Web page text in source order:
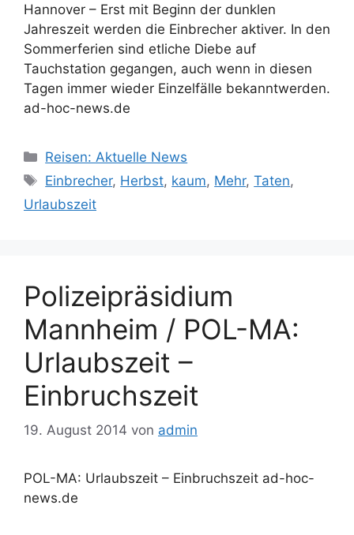
Hannover – Erst mit Beginn der dunklen
Jahreszeit werden die Einbrecher aktiver. In den
Sommerferien sind etliche Diebe auf
Tauchstation gegangen, auch wenn in diesen
Tagen immer wieder Einzelfälle bekanntwerden.
ad-hoc-news.de
Kategorien
Reisen: Aktuelle News
Schlagwörter
Einbrecher, Herbst, kaum, Mehr,Taten,
Urlaubszeit
Polizeipräsidium
Mannheim / POL-MA:
Urlaubszeit –
Einbruchszeit
19. August 2014 von admin
POL-MA: Urlaubszeit – Einbruchszeit ad-hoc-
news.de